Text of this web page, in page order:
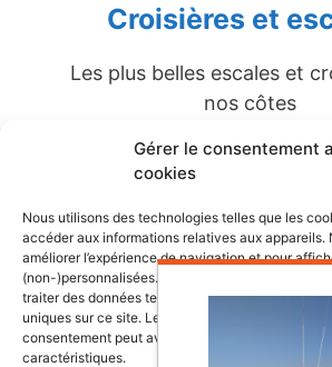
Gérer le consentement
cookies
Nous utilisons des technologies telles que les
accéder aux informations relatives aux appareils.
améliorer l’expérience de navigation et pour
(non-)personnalisées. Consentir à ces
traiter des données telles que le comportement
uniques sur ce site. Le fait de ne pas consentir ou
consentement peut avoir un effet négatif sur
caractéristiques.
Croisières et
Les plus belles escales et
nos côtes